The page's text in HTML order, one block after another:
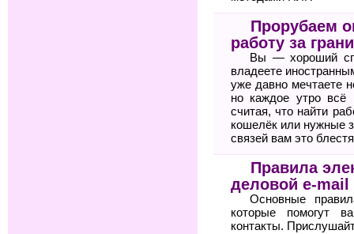
Прорубаем
работу за
Вы — хороший
владеете
уже давно мечтаете
но каждое утро всё
считая, что найти
кошелёк или нужные
связей вам это
Правила
деловой e-mail
Основные
которые помогут
контакты.